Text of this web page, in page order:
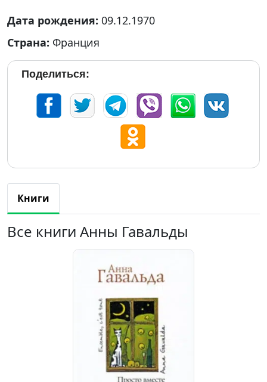
Дата рождения: 09.12.1970
Страна: Франция
Поделиться:
Книги
Все книги Анны Гавальды